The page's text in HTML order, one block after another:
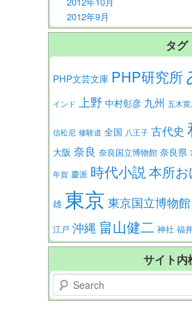
2012年9月
タグ
PHP文芸文庫 PHP研究所
インド 上野 中村彰彦 九州 五木寛
信松尼 修験道 全国 八王子 古代史
大阪 奈良 奈良国立博物館 奈良県
年賀 慶派 時代小説本所
雄 東京 東京国立博物館
江戸 沖縄 畠山健二 神社 福
サイト内
Search